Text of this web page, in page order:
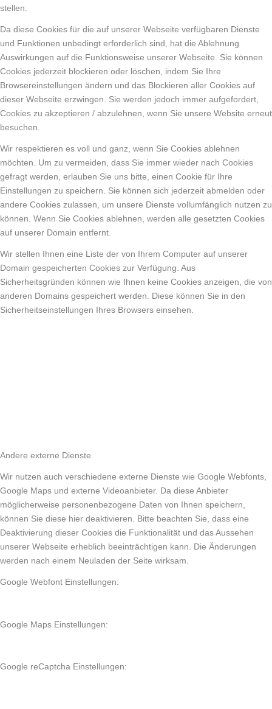
stellen.
Da diese Cookies für die auf unserer Webseite verfügbaren Dienste
und Funktionen unbedingt erforderlich sind, hat die Ablehnung
Auswirkungen auf die Funktionsweise unserer Webseite. Sie können
Cookies jederzeit blockieren oder löschen, indem Sie Ihre
Browsereinstellungen ändern und das Blockieren aller Cookies auf
dieser Webseite erzwingen. Sie werden jedoch immer aufgefordert,
Cookies zu akzeptieren / abzulehnen, wenn Sie unsere Website erneut
besuchen.
Wir respektieren es voll und ganz, wenn Sie Cookies ablehnen
möchten. Um zu vermeiden, dass Sie immer wieder nach Cookies
gefragt werden, erlauben Sie uns bitte, einen Cookie für Ihre
Einstellungen zu speichern. Sie können sich jederzeit abmelden oder
andere Cookies zulassen, um unsere Dienste vollumfänglich nutzen zu
können. Wenn Sie Cookies ablehnen, werden alle gesetzten Cookies
auf unserer Domain entfernt.
Wir stellen Ihnen eine Liste der von Ihrem Computer auf unserer
Domain gespeicherten Cookies zur Verfügung. Aus
Sicherheitsgründen können wie Ihnen keine Cookies anzeigen, die von
anderen Domains gespeichert werden. Diese können Sie in den
Sicherheitseinstellungen Ihres Browsers einsehen.
Andere externe Dienste
Wir nutzen auch verschiedene externe Dienste wie Google Webfonts,
Google Maps und externe Videoanbieter. Da diese Anbieter
möglicherweise personenbezogene Daten von Ihnen speichern,
können Sie diese hier deaktivieren. Bitte beachten Sie, dass eine
Deaktivierung dieser Cookies die Funktionalität und das Aussehen
unserer Webseite erheblich beeinträchtigen kann. Die Änderungen
werden nach einem Neuladen der Seite wirksam.
Google Webfont Einstellungen:
Google Maps Einstellungen:
Google reCaptcha Einstellungen: